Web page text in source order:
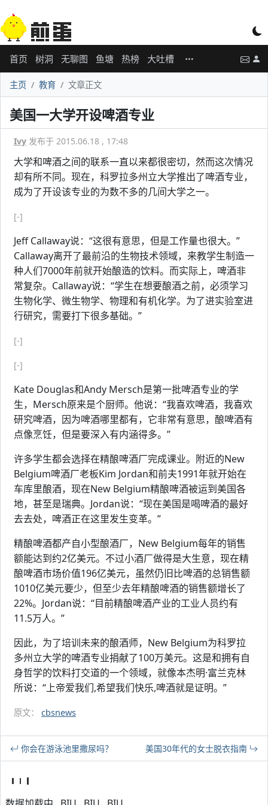
首页 树洞 无聊图 鱼塘 热榜 大吐槽
主页 教育 文章正文
美国一大学开设啤酒专业
Ivy 发布于 2015.06.18 , 17:48
大学和啤酒之间的联系一直以来都很密切，然而这次情况
却有所不同。现在，科罗拉多州立大学推出了啤酒专业，
成为了开设该专业的为数不多的几间大学之一。
[-]
Jeff Callaway说：“这很有意思，但是工作量也很大。”
Callaway离开了最前沿的生物技术领域，来教学生制造一
种人们7000年前就开始酿造的饮料。而实际上，啤酒非
常复杂。Callaway说：“学生在想要酿酒之前，必须学习
生物化学、微生物学、物理和有机化学。为了进实验室进
行研究，需要打下很多基础。”
[-]
[-]
Kate Douglas和Andy Mersch是第一批啤酒专业的学
生，Mersch原来是个厨师。他说：“我喜欢啤酒，我喜欢
研究啤酒，因为啤酒哪里都有，它非常有意思，酿啤酒有
点像烹饪，但是要深入有内涵得多。”
许多学生都会选择在精酿啤酒厂完成课业。附近的New
Belgium啤酒厂老板Kim Jordan和前夫1991年就开始在
车库里酿酒，现在New Belgium精酿啤酒被运到美国各
地，甚至是瑞典。Jordan说：“现在美国是喝啤酒的最好
去去处，啤酒正在这里发生变革。”
精酿啤酒都产自小型酿酒厂，New Belgium每年的销售
额能达到约2亿美元。不过小酒厂做得是大生意，现在精
酿啤酒市场价值196亿美元，虽然仍旧比啤酒的总销售额
1010亿美元要少，但至少去年精酿啤酒的销售额增长了
22%。Jordan说：“目前精酿啤酒产业的工业人员约有
11.5万人。”
因此，为了培训未来的酿酒师，New Belgium为科罗拉
多州立大学的啤酒专业捐献了100万美元。这是和拥有自
身哲学的饮料打交道的一个领域，就像本杰明·富兰克林
所说：“上帝爱我们,希望我们快乐,啤酒就是证明。”
原文： cbsnews
你会在游泳池里撒尿吗？ 美国30年代的女士脱衣指南